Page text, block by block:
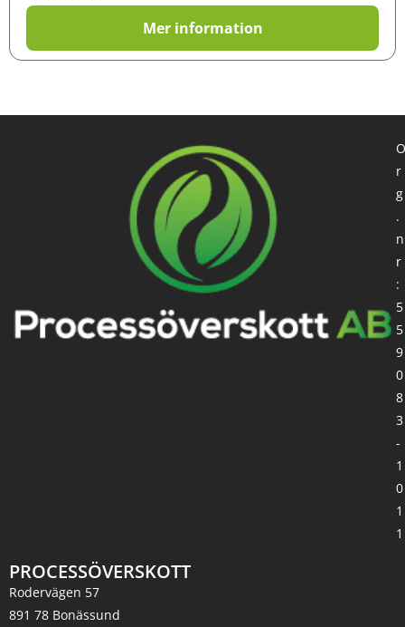
Mer information
PROCESSÖVERSKOTT
Rodervägen 57
891 78 Bonässund
O
r
g
.
n
r
:
5
5
9
0
8
3
-
1
0
1
1